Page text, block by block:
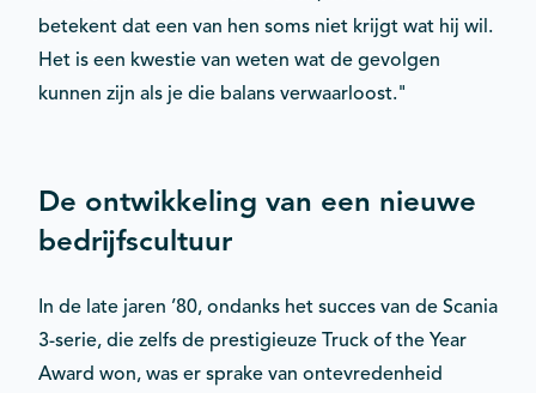
betekent dat een van hen soms niet krijgt wat hij wil.
Het is een kwestie van weten wat de gevolgen
kunnen zijn als je die balans verwaarloost."
De ontwikkeling van een nieuwe
bedrijfscultuur
In de late jaren ’80, ondanks het succes van de Scania
3-serie, die zelfs de prestigieuze Truck of the Year
Award won, was er sprake van ontevredenheid